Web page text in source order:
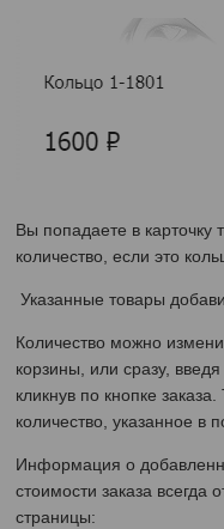
Вы попадаете в карточку
количество, если это
Указанные товары
Количество можно
корзины, или сразу,
кликнув по кнопке
количество, указанное в
Информация о
стоимости заказа всегда
страницы: